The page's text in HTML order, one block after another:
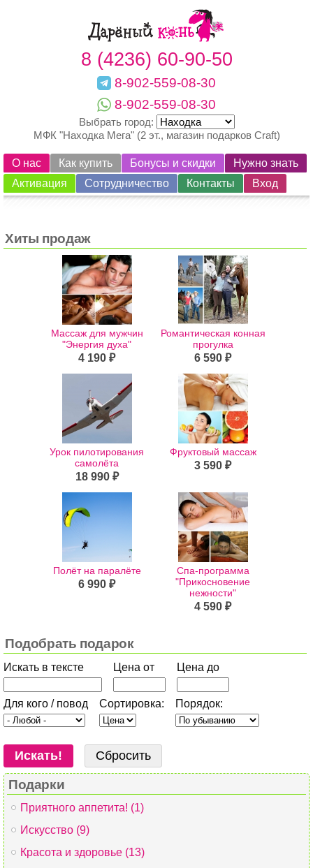
8 (4236) 60-90-50
8-902-559-08-30
8-902-559-08-30
Выбрать город:
МФК "Находка Мега" (2 эт., магазин подарков Craft)
О нас Как купить Бонусы и скидки
Нужно знать
Активация
Сотрудничество Контакты Вход
Хиты продаж
Массаж для мужчин
"Энергия духа"
4 190 ₽
Романтическая конная
прогулка
6 590 ₽
Урок пилотирования
самолёта
18 990 ₽
Фруктовый массаж
3 590 ₽
Полёт на паралёте
6 990 ₽
Спа-программа
"Прикосновение
нежности"
4 590 ₽
Подобрать подарок
Искать в тексте Цена от Цена до
Для кого / повод Сортировка: Порядок:
Подарки
Приятного аппетита! (1)
Искусство (9)
Красота и здоровье (13)